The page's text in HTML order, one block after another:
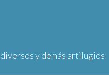
y demás artilugios